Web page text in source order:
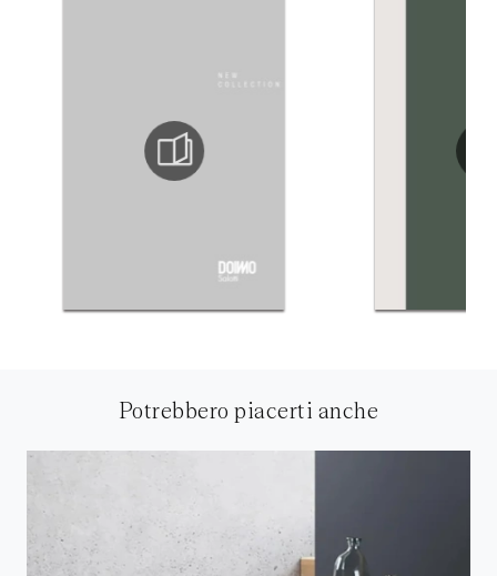
Potrebbero piacerti anche